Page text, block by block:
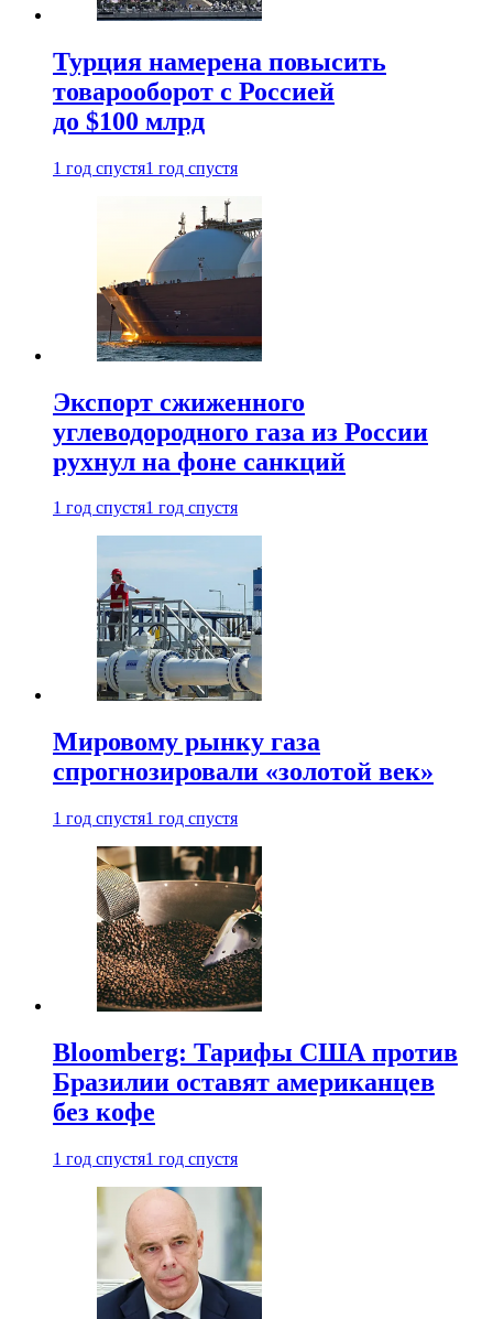
Турция намерена повысить
товарооборот с Россией
до $100 млрд
1 год спустя1 год спустя
Экспорт сжиженного
углеводородного газа из России
рухнул на фоне санкций
1 год спустя1 год спустя
Мировому рынку газа
спрогнозировали «золотой век»
1 год спустя1 год спустя
Bloomberg: Тарифы США против
Бразилии оставят американцев
без кофе
1 год спустя1 год спустя